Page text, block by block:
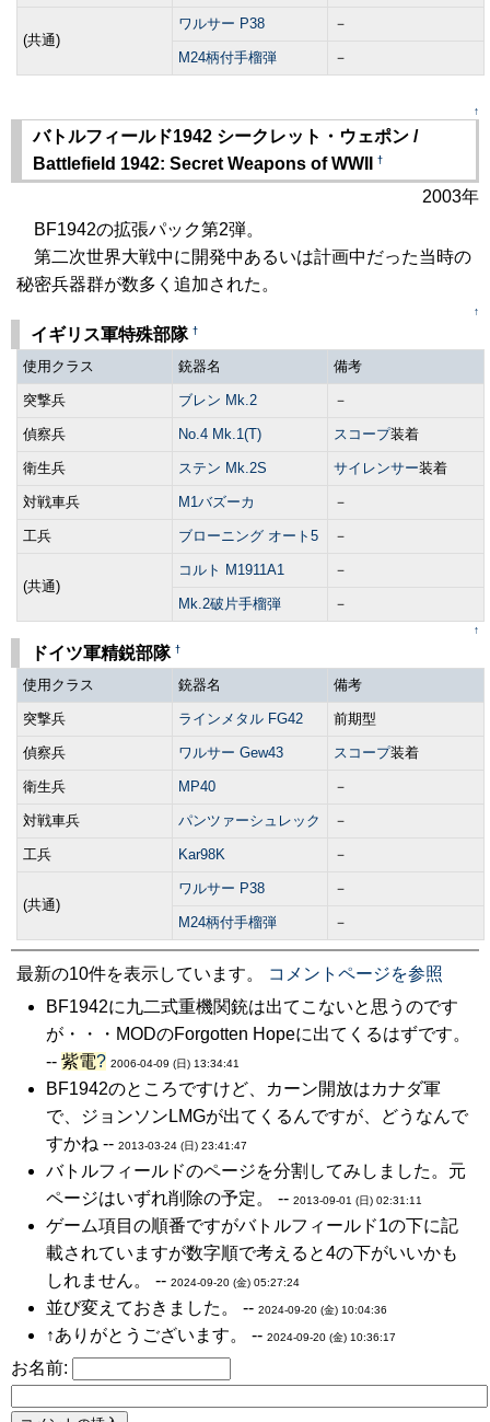
(共通)
ワルサー P38 －
M24柄付手榴弾 －
↑
バトルフィールド1942 シークレット・ウェポン /
Battlefield 1942: Secret Weapons of WWII
†
2003年
BF1942の拡張パック第2弾。
第二次世界大戦中に開発中あるいは計画中だった当時の
秘密兵器群が数多く追加された。
↑
イギリス軍特殊部隊 †
使用クラス 銃器名 備考
突撃兵 ブレン Mk.2 －
偵察兵 No.4 Mk.1(T) スコープ装着
衛生兵 ステン Mk.2S サイレンサー装着
対戦車兵 M1バズーカ －
工兵 ブローニング オート5 －
(共通)
コルト M1911A1 －
Mk.2破片手榴弾 －
↑
ドイツ軍精鋭部隊 †
使用クラス 銃器名 備考
突撃兵 ラインメタル FG42 前期型
偵察兵 ワルサー Gew43 スコープ装着
衛生兵 MP40 －
対戦車兵 パンツァーシュレック －
工兵 Kar98K －
(共通)
ワルサー P38 －
M24柄付手榴弾 －
最新の10件を表示しています。
コメントページを参照
BF1942に九二式重機関銃は出てこないと思うのです
が・・・MODのForgotten Hopeに出てくるはずです。
-- 紫電? 2006-04-09 (日) 13:34:41
BF1942のところですけど、カーン開放はカナダ軍
で、ジョンソンLMGが出てくるんですが、どうなんで
すかね -- 2013-03-24 (日) 23:41:47
バトルフィールドのページを分割してみしました。元
ページはいずれ削除の予定。 -- 2013-09-01 (日) 02:31:11
ゲーム項目の順番ですがバトルフィールド1の下に記
載されていますが数字順で考えると4の下がいいかも
しれません。 -- 2024-09-20 (金) 05:27:24
並び変えておきました。 -- 2024-09-20 (金) 10:04:36
↑ありがとうございます。 -- 2024-09-20 (金) 10:36:17
お名前: